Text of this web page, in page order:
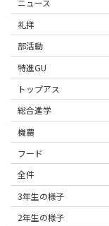
ニュース
礼拝
部活動
特進GU
トップアス
総合進学
機農
フード
全件
3年生の様子
2年生の様子